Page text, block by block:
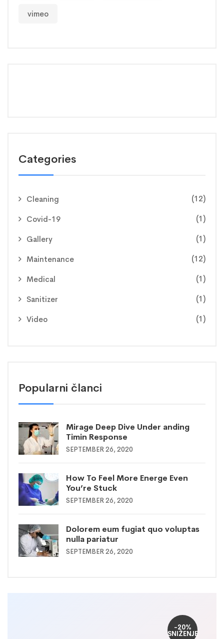
vimeo
Categories
Cleaning (12)
Covid-19 (1)
Gallery (1)
Maintenance (12)
Medical (1)
Sanitizer (1)
Video (1)
Popularni članci
Mirage Deep Dive Under anding
Timin Response
SEPTEMBER 26, 2020
How To Feel More Energe Even
You’re Stuck
SEPTEMBER 26, 2020
Dolorem eum fugiat quo voluptas
nulla pariatur
SEPTEMBER 26, 2020
-20%
SNIŽENJE